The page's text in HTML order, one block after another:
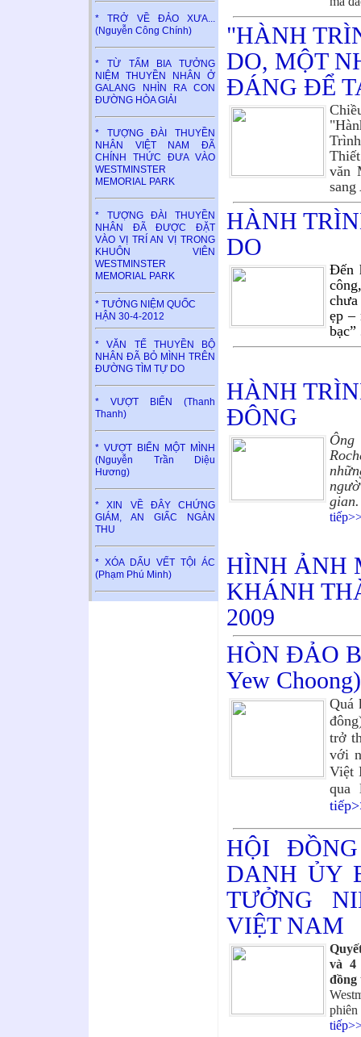
* TRỞ VỀ ĐẢO XƯA...
(Nguyễn Công Chính)
* TỪ TẤM BIA TƯỞNG
NIỆM THUYỀN NHÂN Ở
GALANG NHÌN RA CON
ĐƯỜNG HÒA GIẢI
* TƯỢNG ĐÀI THUYỀN
NHÂN VIỆT NAM ĐÃ
CHÍNH THỨC ĐƯA VÀO
WESTMINSTER
MEMORIAL PARK
* TƯỢNG ĐÀI THUYỀN
NHÂN ĐÃ ĐƯỢC ĐẶT
VÀO VỊ TRÍ AN VỊ TRONG
KHUÔN VIÊN
WESTMINSTER
MEMORIAL PARK
* TƯỞNG NIỆM QUỐC
HẬN 30-4-2012
* VĂN TẾ THUYỀN BỘ
NHÂN ĐÃ BỎ MÌNH TRÊN
ĐƯỜNG TÌM TỰ DO
* VƯỢT BIỂN (Thanh
Thanh)
* VƯỢT BIỂN MỘT MÌNH
(Nguyễn Trần Diệu
Hương)
* XIN VỀ ĐÂY CHỨNG
GIÁM, AN GIẤC NGÀN
THU
* XÓA DẤU VẾT TỘI ÁC
(Phạm Phú Minh)
"HÀNH
DO, MỘT
ĐÁNG ĐỂ
văn
HÀNH
DO
Đến
ẹp –
bạc”
HÀNH
ĐÔNG
HÌNH ẢNH
KHÁNH
2009
HÒN ĐẢO
Yew Choong)
Quá
trở
với
Việt
qua
HỘI
DANH ỦY
TƯỞNG
VIỆT NAM
và 4
đồng